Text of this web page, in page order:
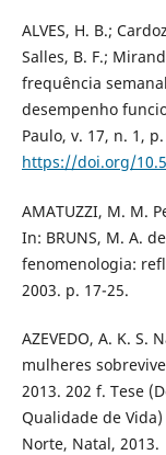
ALVES, H. B.;
Salles, B. F.;
frequência
desempenho
Paulo, v. 17, n. 1,
https://doi.org/
AMATUZZI, M. M.
In: BRUNS, M. A.
fenomenologia:
2003. p. 17-25.
AZEVEDO, A. K. S.
mulheres
2013. 202 f. Tese
Qualidade de
Norte, Natal, 2013.